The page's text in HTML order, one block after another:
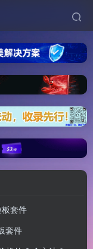
套件
套件